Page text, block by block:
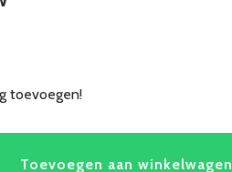
toevoegen!
Toevoegen aan winkelwagen